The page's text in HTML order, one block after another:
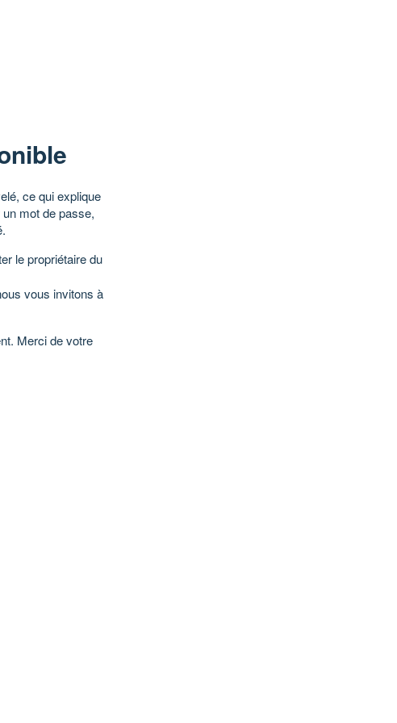
ce qui explique
mot de passe,
le propriétaire du
vous invitons à
Merci de votre